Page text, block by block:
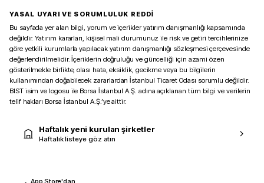
YASAL UYARI VE SORUMLULUK REDDİ
Bu sayfada yer alan bilgi, yorum ve içerikler yatırım danışmanlığı kapsamında
değildir. Yatırım kararları, kişisel mali durumunuz ile risk ve getiri tercihlerinize
göre yetkili kurumlarla yapılacak yatırım danışmanlığı sözleşmesi çerçevesinde
değerlendirilmelidir. İçeriklerin doğruluğu ve güncelliği için azami özen
gösterilmekle birlikte, olası hata, eksiklik, gecikme veya bu bilgilerin
kullanımından doğabilecek zararlardan İstanbul Ticaret Odası sorumlu değildir.
BIST isim ve logosu ile Borsa İstanbul A.Ş. adına açıklanan tüm bilgi ve verilerin
telif hakları Borsa İstanbul A.Ş.’ye aittir.
Haftalık yeni kurulan şirketler
Haftalık listeye göz atın
App Store'dan